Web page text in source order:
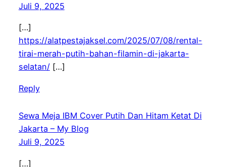
Juli 9, 2025
[…]
https://alatpestajaksel.com/2025/07/08/rental-
tirai-merah-putih-bahan-filamin-di-jakarta-
selatan/[…]
Reply
Sewa Meja IBM Cover Putih Dan Hitam Ketat Di
Jakarta – My Blog
Juli 9, 2025
[…]